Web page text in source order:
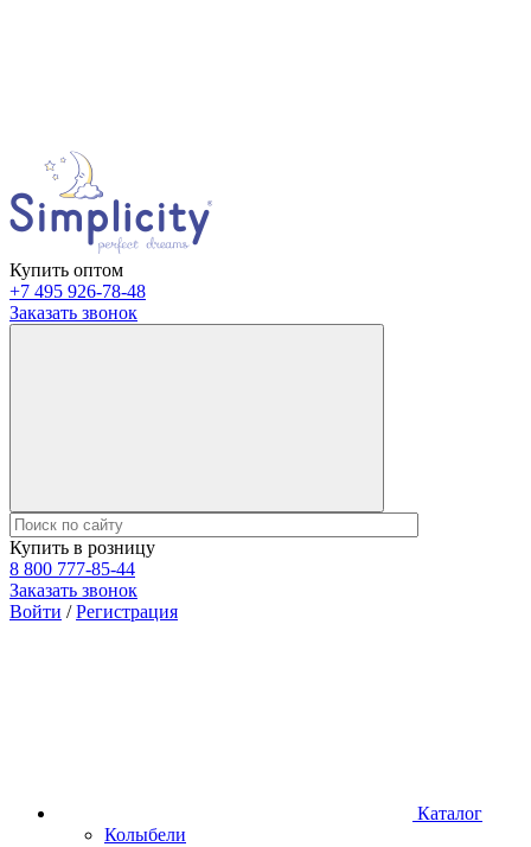
Купить оптом
+7 495 926-78-48
Заказать звонок
Купить в розницу
8 800 777-85-44
Заказать звонок
Войти /Регистрация
Каталог
Колыбели